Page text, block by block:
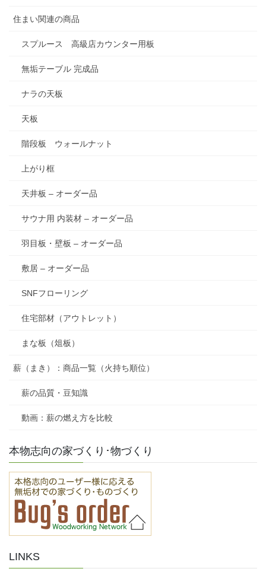
住まい関連の商品
スプルース 高級店カウンター用板
無垢テーブル 完成品
ナラの天板
天板
階段板 ウォールナット
上がり框
天井板 – オーダー品
サウナ用 内装材 – オーダー品
羽目板・壁板 – オーダー品
敷居 – オーダー品
SNFフローリング
住宅部材（アウトレット）
まな板（俎板）
薪（まき）：商品一覧（火持ち順位）
薪の品質・豆知識
動画：薪の燃え方を比較
本物志向の家づくり･物づくり
LINKS